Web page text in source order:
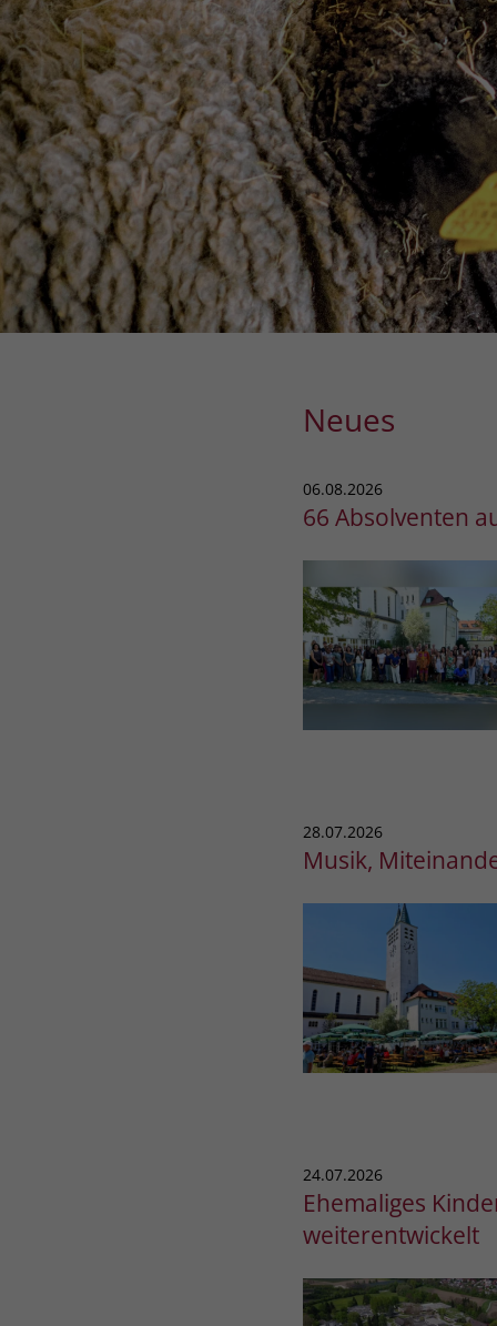
Neues
06.08.2026
66 Absolventen
28.07.2026
Musik,
24.07.2026
Ehemaliges
weiterentwickelt